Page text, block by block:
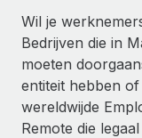
Wil je
Bedrijven die in
moeten
entiteit hebben
wereldwijde
Remote die